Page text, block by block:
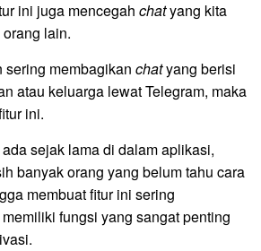
ini juga mencegah chatyang kita
orang lain.
membagikan chatyang berisi
atau keluarga lewat Telegram, maka
ini.
sejak lama di dalam aplikasi,
banyak orang yang belum tahu cara
membuat fitur ini sering
fungsi yang sangat penting